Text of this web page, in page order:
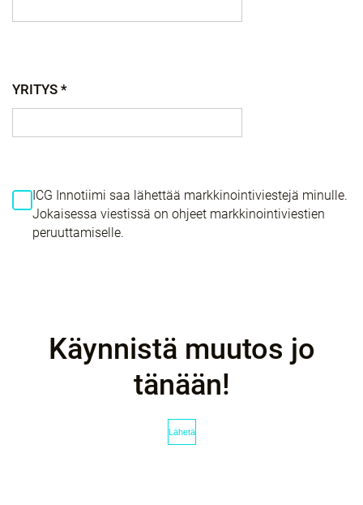
YRITYS *
ICG Innotiimi saa lähettää markkinointiviestejä minulle.
Jokaisessa viestissä on ohjeet markkinointiviestien
peruuttamiselle.
Käynnistä muutos jo
tänään!